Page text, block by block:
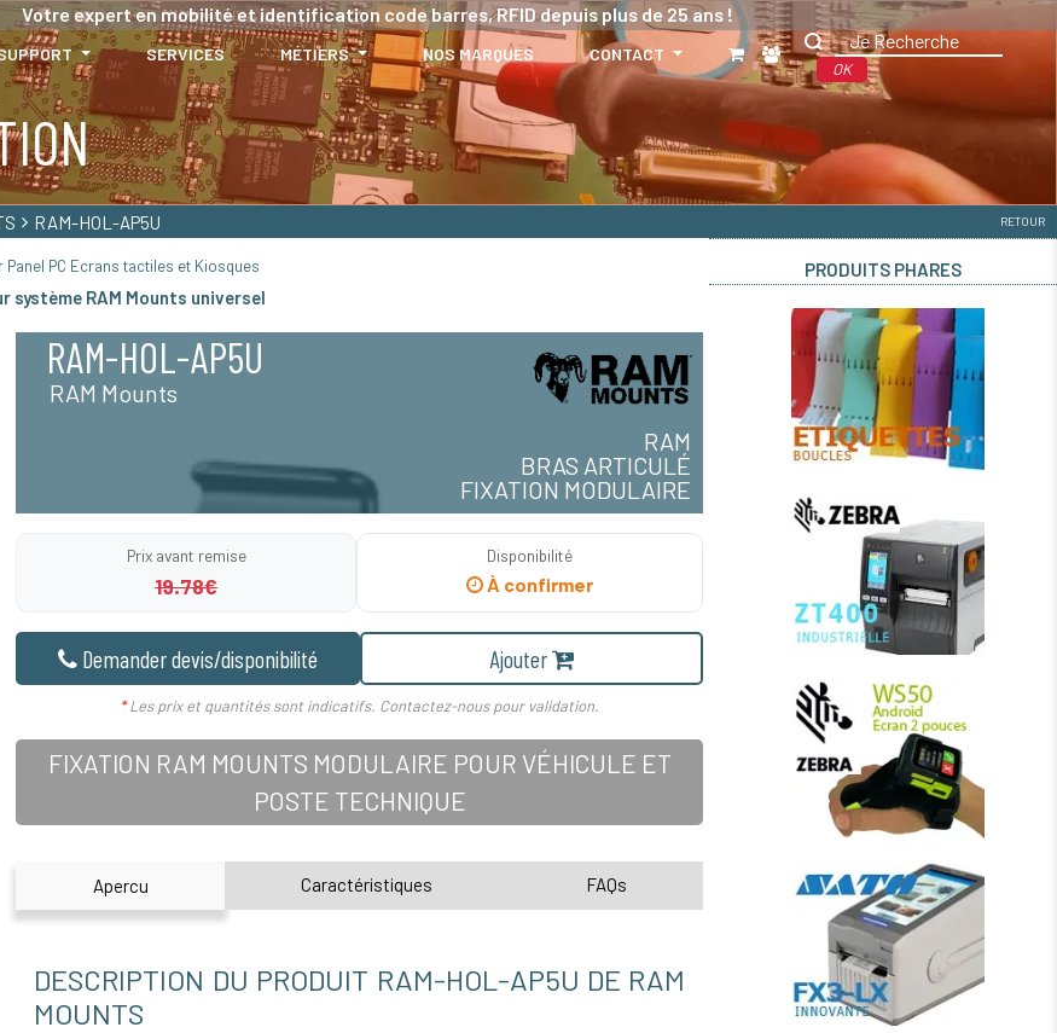
Votre expert en mobilité et identification code barres, RFID depuis plus de 25 ans !
SERVICES MÉTIERS NOS MARQUES CONTACT
OK
RAM-HOL-AP5U RETOUR
PC Ecrans tactiles et Kiosques
système RAM Mounts universel
RAM-HOL-AP5U
RAM Mounts
RAM
BRAS ARTICULÉ
FIXATION MODULAIRE
Prix avant remise
19.78€
Disponibilité
À confirmer
Demander devis/disponibilité Ajouter
*Les prix et quantités sont indicatifs. Contactez-nous pour validation.
FIXATION RAM MOUNTS MODULAIRE POUR VÉHICULE ET
POSTE TECHNIQUE
Apercu Caractéristiques FAQs
DESCRIPTION DU PRODUIT RAM-HOL-AP5U DE RAM
MOUNTS
PRODUITS PHARES